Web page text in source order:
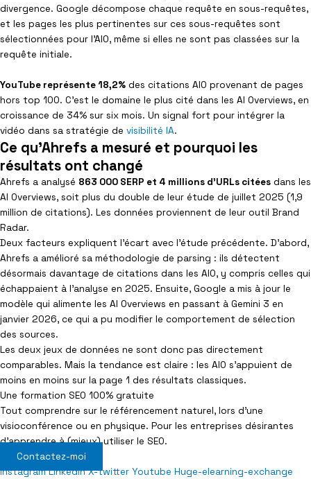
divergence. Google décompose chaque requête en sous-requêtes,
et les pages les plus pertinentes sur ces sous-requêtes sont
sélectionnées pour l’AIO, même si elles ne sont pas classées sur la
requête initiale.
YouTube représente 18,2% des citations AIO provenant de pages
hors top 100. C’est le domaine le plus cité dans les AI Overviews, en
croissance de 34% sur six mois. Un signal fort pour intégrer la
vidéo dans sa stratégie de visibilité IA.
Ce qu'Ahrefs a mesuré et pourquoi les
résultats ont changé
Ahrefs a analysé 863 000 SERP et 4 millions d’URLs citées dans les
AI Overviews, soit plus du double de leur étude de juillet 2025 (1,9
million de citations). Les données proviennent de leur outil Brand
Radar.
Deux facteurs expliquent l’écart avec l’étude précédente. D’abord,
Ahrefs a amélioré sa méthodologie de parsing : ils détectent
désormais davantage de citations dans les AIO, y compris celles qui
échappaient à l’analyse en 2025. Ensuite, Google a mis à jour le
modèle qui alimente les AI Overviews en passant à Gemini 3 en
janvier 2026, ce qui a pu modifier le comportement de sélection
des sources.
Les deux jeux de données ne sont donc pas directement
comparables. Mais la tendance est claire : les AIO s’appuient de
moins en moins sur la page 1 des résultats classiques.
Une formation SEO 100% gratuite
Tout comprendre sur le référencement naturel, lors d’une
visioconférence ou en physique. Pour les entreprises désirantes
d’apprendre à (mieux) utiliser le SEO.
Contactez-moi
Instagram Linkedin X-twitter Youtube Huge-elearning-exchange